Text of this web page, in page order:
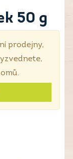
50 g
prodejny,